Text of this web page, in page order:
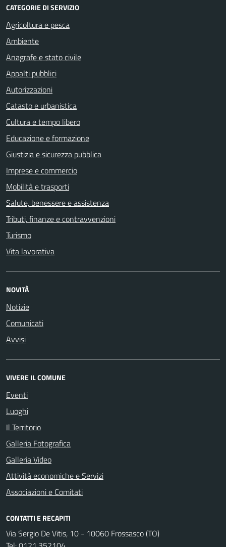
CATEGORIE DI SERVIZIO
Agricoltura e pesca
Ambiente
Anagrafe e stato civile
Appalti pubblici
Autorizzazioni
Catasto e urbanistica
Cultura e tempo libero
Educazione e formazione
Giustizia e sicurezza pubblica
Imprese e commercio
Mobilità e trasporti
Salute, benessere e assistenza
Tributi, finanze e contravvenzioni
Turismo
Vita lavorativa
NOVITÀ
Notizie
Comunicati
Avvisi
VIVERE IL COMUNE
Eventi
Luoghi
Il Territorio
Galleria Fotografica
Galleria Video
Attività economiche e Servizi
Associazioni e Comitati
CONTATTI E RECAPITI
Via Sergio De Vitis, 10 - 10060 Frossasco (TO)